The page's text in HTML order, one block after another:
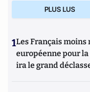
PLUS LUS
1Les Français moins
européenne pour
ira le grand